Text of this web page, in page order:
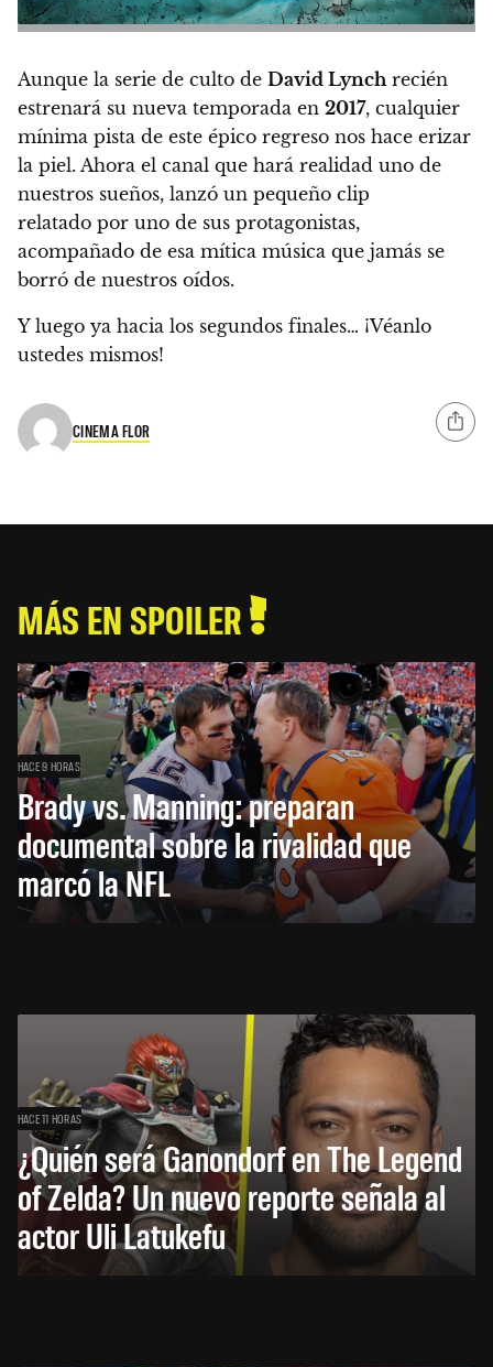
Aunque la serie de culto de David Lynchrecién
estrenará su nueva temporada en 2017, cualquier
mínima pista de este épico regreso nos hace erizar
la piel. Ahora el canal que hará realidad uno de
nuestros sueños, lanzó un pequeño clip
relatado por uno de sus protagonistas,
acompañado de esa mítica música que jamás se
borró de nuestros oídos.
Y luego ya hacia los segundos finales… ¡Véanlo
ustedes mismos!
CINEMA FLOR
MÁS EN SPOILER
HACE 9 HORAS
Brady vs. Manning: preparan
documental sobre la rivalidad que
marcó la NFL
HACE 11 HORAS
¿Quién será Ganondorf en The Legend
of Zelda? Un nuevo reporte señala al
actor Uli Latukefu